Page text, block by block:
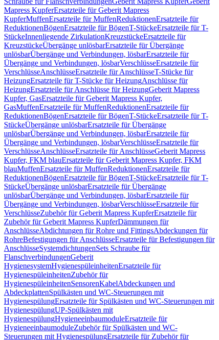
Mapress KupferErsatzteile für Geberit Mapress
KupferMuffenErsatzteile für MuffenReduktionenErsatzteile für
ReduktionenBögenErsatzteile für BögenT-StückeErsatzteile für T-
StückeInnenliegende ZirkulationKreuzstückeErsatzteile für
KreuzstückeÜbergänge unlösbarErsatzteile für Übergänge
unlösbarÜbergänge und Verbindungen, lösbarErsatzteile für
Übergänge und Verbindungen, lösbarVerschlüsseErsatzteile für
VerschlüsseAnschlüsseErsatzteile für AnschlüsseT-Stücke für
HeizungErsatzteile für T-Stücke für HeizungAnschlüsse für
HeizungErsatzteile für Anschlüsse für HeizungGeberit Mapress
Kupfer, GasErsatzteile für Geberit Mapress Kupfer,
GasMuffenErsatzteile für MuffenReduktionenErsatzteile für
ReduktionenBögenErsatzteile für BögenT-StückeErsatzteile für T-
StückeÜbergänge unlösbarErsatzteile für Übergänge
unlösbarÜbergänge und Verbindungen, lösbarErsatzteile für
Übergänge und Verbindungen, lösbarVerschlüsseErsatzteile für
VerschlüsseAnschlüsseErsatzteile für AnschlüsseGeberit Mapress
Kupfer, FKM blauErsatzteile für Geberit Mapress Kupfer, FKM
blauMuffenErsatzteile für MuffenReduktionenErsatzteile für
ReduktionenBögenErsatzteile für BögenT-StückeErsatzteile für T-
StückeÜbergänge unlösbarErsatzteile für Übergänge
unlösbarÜbergänge und Verbindungen, lösbarErsatzteile für
Übergänge und Verbindungen, lösbarVerschlüsseErsatzteile für
VerschlüsseZubehör für Geberit Mapress KupferErsatzteile für
Zubehör für Geberit Mapress KupferDämmungen für
AnschlüsseAbdichtungen für Rohre und FittingsAbdeckungen für
RohreBefestigungen für AnschlüsseErsatzteile für Befestigungen für
AnschlüsseSystemdichtungenSets Schraube für
FlanschverbindungenGeberit
HygienesystemHygienespüleinheitenErsatzteile für
HygienespüleinheitenZubehör für
HygienespüleinheitenSensorenKabelAbdeckungen und
AbdeckplattenSpülkästen und WC-Steuerungen mit
HygienespülungErsatzteile für Spülkästen und WC-Steuerungen mit
HygienespülungUP-Spülkästen mit
HygienespülungHygieneeinbaumoduleErsatzteile für
HygieneeinbaumoduleZubehör für Spülkästen und WC-
Steuerungen mit HygienespülungErsatzteile für Zubehör für